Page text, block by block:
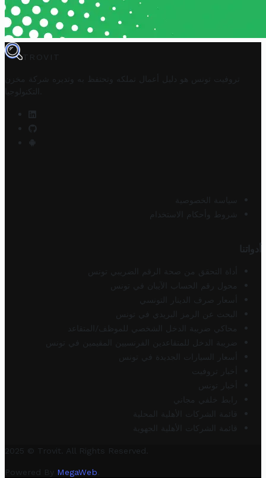
TROVIT
تروفيت تونس هو دليل أعمال تملكه وتحتفظ به وتديره
شركة مخزن
التكنولوجيا
سياسة الخصوصية
شروط وأحكام الاستخدام
أدواتنا
أداة التحقق من صحة الرقم الضريبي تونس
محول رقم الحساب الآيبان في تونس
أسعار صرف الدينار التونسي
البحث عن الرمز البريدي في تونس
محاكي ضريبة الدخل الشخصي للموظف/المتقاعد
ضريبة الدخل للمتقاعدين الفرنسيين المقيمين في تونس
أسعار السيارات الجديدة في تونس
أخبار تروفيت
أخبار تونس
رابط خلفي مجاني
قائمة الشركات الأهلية المحلية
قائمة الشركات الأهلية الجهوية
2025 © Trovit. All Rights Reserved.
Powered By MegaWeb